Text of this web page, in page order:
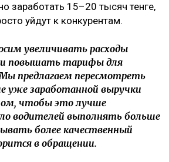
заработать 15–20 тысяч тенге,
уйдут к конкурентам.
увеличивать расходы
повышать тарифы для
предлагаем пересмотреть
уже заработанной выручки
чтобы это лучше
водителей выполнять больше
более качественный
в обращении.